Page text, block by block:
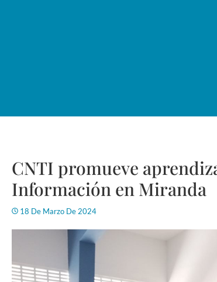
CNTI promueve
Información en Miranda
18 De Marzo De 2024